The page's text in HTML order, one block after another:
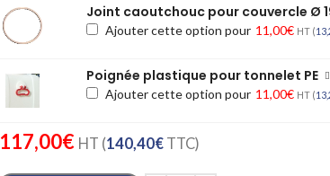
Joint caoutchouc pour couvercle Ø
Ajouter cette option pour 11,00€ HT (
Poignée plastique pour tonnelet PE
Ajouter cette option pour 11,00€ HT (
117,00€ HT (140,40€TTC)